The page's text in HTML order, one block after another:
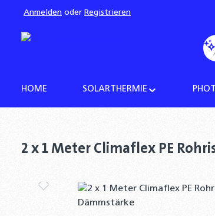
Zur Hauptnavigation springen
Anmelden oder Registrieren
HOME SOLARTHERMIE
2 x 1 Meter Climaflex PE
Bildergalerie überspringen